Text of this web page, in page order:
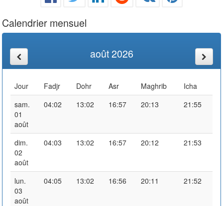
Calendrier mensuel
août 2026
Jour Fadjr Dohr Asr Maghrib
Icha
sam.
01
août
04:02 13:02 16:57 20:13 21:55
dim.
02
août
04:03 13:02 16:57 20:12 21:53
lun.
03
août
04:05 13:02 16:56 20:11 21:52